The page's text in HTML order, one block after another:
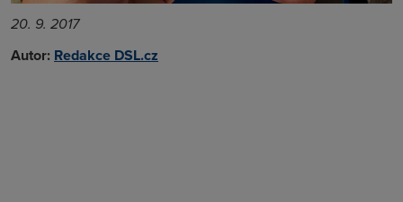
20. 9. 2017
Autor: Redakce DSL.cz